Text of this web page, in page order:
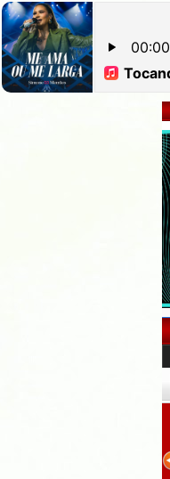
Itabaiana recebeu
da Sedap-PB cerca